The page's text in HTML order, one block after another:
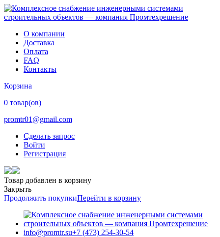
О компании
Доставка
Оплата
FAQ
Контакты
Корзина
0 товар(ов)
promtr01@gmail.com
Сделать запрос
Войти
Регистрация
Товар добавлен в корзину
Закрыть
Продолжить покупкиПерейти в корзину
info@promtr.su+7 (473) 254-30-54